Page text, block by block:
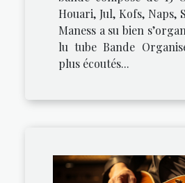
Houari, Jul, Kofs, Naps,
Maness a su bien
lu tube Bande
plus écoutés...